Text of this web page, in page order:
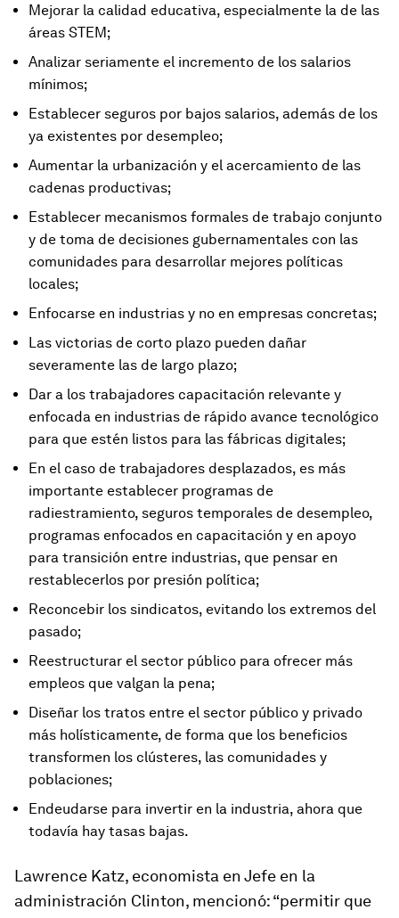
Mejorar la calidad educativa, especialmente la de las
áreas STEM;
Analizar seriamente el incremento de los salarios
mínimos;
Establecer seguros por bajos salarios, además de los
ya existentes por desempleo;
Aumentar la urbanización y el acercamiento de las
cadenas productivas;
Establecer mecanismos formales de trabajo conjunto
y de toma de decisiones gubernamentales con las
comunidades para desarrollar mejores políticas
locales;
Enfocarse en industrias y no en empresas concretas;
Las victorias de corto plazo pueden dañar
severamente las de largo plazo;
Dar a los trabajadores capacitación relevante y
enfocada en industrias de rápido avance tecnológico
para que estén listos para las fábricas digitales;
En el caso de trabajadores desplazados, es más
importante establecer programas de
radiestramiento, seguros temporales de desempleo,
programas enfocados en capacitación y en apoyo
para transición entre industrias, que pensar en
restablecerlos por presión política;
Reconcebir los sindicatos, evitando los extremos del
pasado;
Reestructurar el sector público para ofrecer más
empleos que valgan la pena;
Diseñar los tratos entre el sector público y privado
más holísticamente, de forma que los beneficios
transformen los clústeres, las comunidades y
poblaciones;
Endeudarse para invertir en la industria, ahora que
todavía hay tasas bajas.
Lawrence Katz, economista en Jefe en la
administración Clinton, mencionó: “permitir que